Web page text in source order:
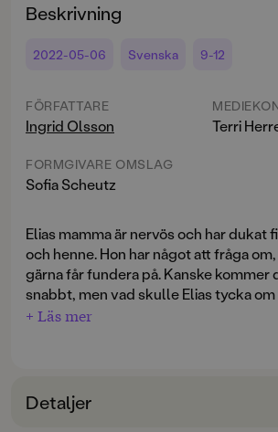
Beskrivning
2022-05-06 Svenska 9-12
FÖRFATTARE
Ingrid Olsson
FORMGIVARE OMSLAG
Sofia Scheutz
Terri
Elias mamma är nervös och har dukat
och henne. Hon har något att fråga
gärna får fundera på. Kanske
snabbt, men vad skulle Elias tycka
flyttade in hos dem? Han bor ju ändå
över skilsmässan. Pappa vars
tyngd över Elias axlar.
+ Läs mer
Detaljer